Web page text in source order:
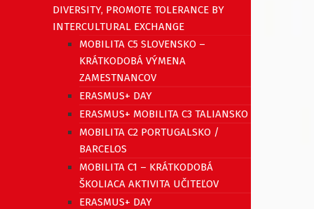
DIVERSITY, PROMOTE TOLERANCE BY
INTERCULTURAL EXCHANGE
MOBILITA C5 SLOVENSKO –
KRÁTKODOBÁ VÝMENA
ZAMESTNANCOV
ERASMUS+ DAY
ERASMUS+ MOBILITA C3 TALIANSKO
MOBILITA C2 PORTUGALSKO /
BARCELOS
MOBILITA C1 – KRÁTKODOBÁ
ŠKOLIACA AKTIVITA UČITEĽOV
ERASMUS+ DAY